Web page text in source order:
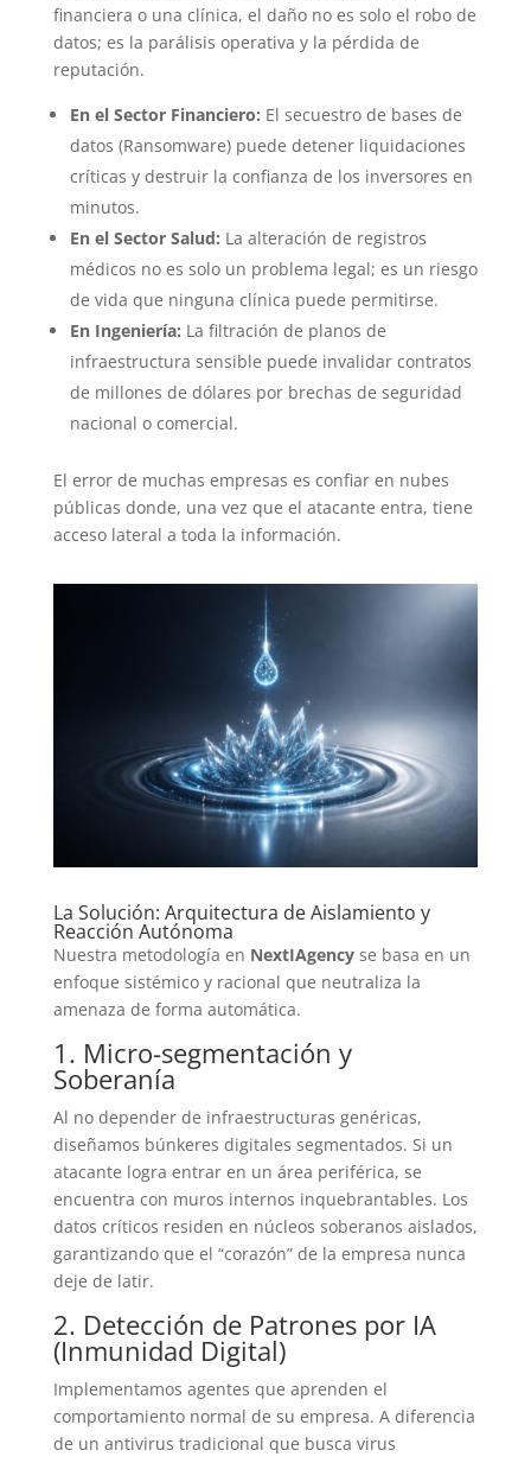
financiera o una clínica, el daño no es solo el robo de
datos; es la parálisis operativa y la pérdida de
reputación.
En el Sector Financiero: El secuestro de bases de
datos (Ransomware) puede detener liquidaciones
críticas y destruir la confianza de los inversores en
minutos.
En el Sector Salud: La alteración de registros
médicos no es solo un problema legal; es un riesgo
de vida que ninguna clínica puede permitirse.
En Ingeniería: La filtración de planos de
infraestructura sensible puede invalidar contratos
de millones de dólares por brechas de seguridad
nacional o comercial.
El error de muchas empresas es confiar en nubes
públicas donde, una vez que el atacante entra, tiene
acceso lateral a toda la información.
La Solución: Arquitectura de Aislamiento y
Reacción Autónoma
Nuestra metodología en NextIAgencyse basa en un
enfoque sistémico y racional que neutraliza la
amenaza de forma automática.
1. Micro-segmentación y
Soberanía
Al no depender de infraestructuras genéricas,
diseñamos búnkeres digitales segmentados. Si un
atacante logra entrar en un área periférica, se
encuentra con muros internos inquebrantables. Los
datos críticos residen en núcleos soberanos aislados,
garantizando que el “corazón” de la empresa nunca
deje de latir.
2. Detección de Patrones por IA
(Inmunidad Digital)
Implementamos agentes que aprenden el
comportamiento normal de su empresa. A diferencia
de un antivirus tradicional que busca virus